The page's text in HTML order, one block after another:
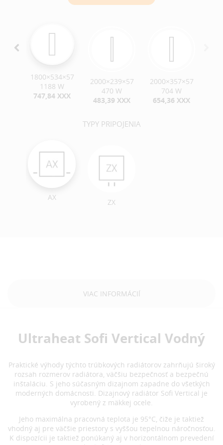
1800×534×57
1188 W
747,84 XXX
2000×239×57
470 W
483,39 XXX
2000×357×57
704 W
654,36 XXX
TYPY PRIPOJENIA
AX ZX
VIAC INFORMÁCIÍ
Ultraheat Sofi Vertical Vodný
Praktické výhody týchto trúbkových radiátorov zahrňujú široký
rozsah rozmerov radiátora, väčšiu bezpečnosť a bezpečnú
inštaláciu. S jeho súčasným dizajnom zapadne do všetkých
moderných domácnosti. Dizajnový radiátor Sofi Vertical je
vyrobený z mäkkej ocele.
Jeho maximálna pracovná teplota je 95°C, čiže je taktiež
vhodný aj pre väčšie priestory s vyššou tepelnou náročnosťou.
K dispozícii je taktiež ponúkaný aj v horizontálnom prevedení